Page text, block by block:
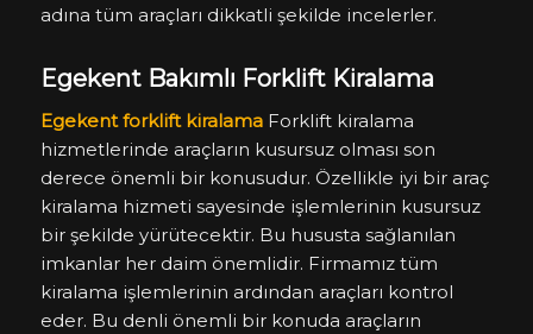
adına tüm araçları dikkatli şekilde incelerler.
Egekent Bakımlı Forklift Kiralama
Egekent forklift kiralama Forklift kiralama
hizmetlerinde araçların kusursuz olması son
derece önemli bir konusudur. Özellikle iyi bir araç
kiralama hizmeti sayesinde işlemlerinin kusursuz
bir şekilde yürütecektir. Bu hususta sağlanılan
imkanlar her daim önemlidir. Firmamız tüm
kiralama işlemlerinin ardından araçları kontrol
eder. Bu denli önemli bir konuda araçların